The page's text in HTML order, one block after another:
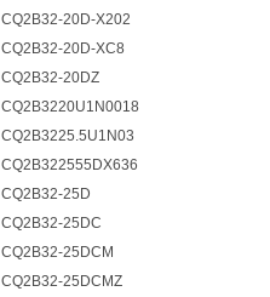
CQ2B32-20D-X202
CQ2B32-20D-XC8
CQ2B32-20DZ
CQ2B3220U1N0018
CQ2B3225.5U1N03
CQ2B322555DX636
CQ2B32-25D
CQ2B32-25DC
CQ2B32-25DCM
CQ2B32-25DCMZ